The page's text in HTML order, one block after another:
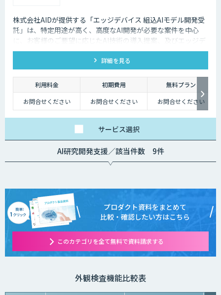
株式会社AIDが提供する「エッジデバイス 組込AIモデル開発受
託」は、特定用途が高く、高度なAI開発が必要な案件を中心
に、お客様のご要望に応じたAI技術の導入提案、及びエッジデ
バイス向けAIアルゴリズムの開発受託を行います。 Nvidia
Jetson、Raspberry Pi、Google Coral TPU、ソラコム S+
Camera、Panasonic Vieureka等、多様なエッジデバイスに対
応しており、可視光カメラに加え、赤外線、LiDARセンサーの
活用経験も豊富にございます。
詳細を見る
利用料金 初期費用
無料プラン
お問合せください
お問合せください お問合せください
サービス選択
AI研究開発支援／該当件数 9件
プロダクト資料をまとめて
比較・確認したい方はこちら
このカテゴリを全て無料で資料請求する
外観検査機能比較表